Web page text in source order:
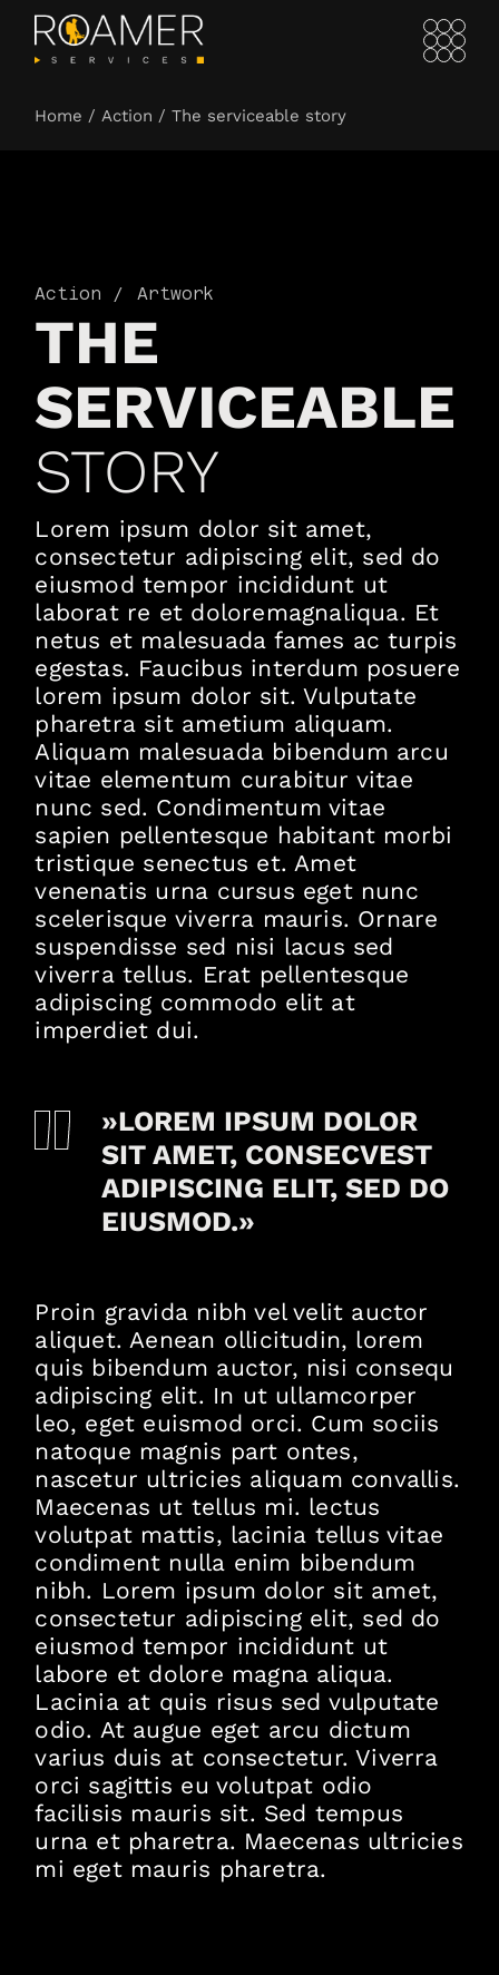
Home Action The serviceable story
Action Artwork
THE
SERVICEABLE
STORY
Lorem ipsum dolor sit amet,
consectetur adipiscing elit, sed do
eiusmod tempor incididunt ut
laborat re et doloremagnaliqua. Et
netus et malesuada fames ac turpis
egestas. Faucibus interdum posuere
lorem ipsum dolor sit. Vulputate
pharetra sit ametium aliquam.
Aliquam malesuada bibendum arcu
vitae elementum curabitur vitae
nunc sed. Condimentum vitae
sapien pellentesque habitant morbi
tristique senectus et. Amet
venenatis urna cursus eget nunc
scelerisque viverra mauris. Ornare
suspendisse sed nisi lacus sed
viverra tellus. Erat pellentesque
adipiscing commodo elit at
imperdiet dui.
»LOREM IPSUM DOLOR
SIT AMET, CONSECVEST
ADIPISCING ELIT, SED DO
EIUSMOD.»
Proin gravida nibh vel velit auctor
aliquet. Aenean ollicitudin, lorem
quis bibendum auctor, nisi consequ
adipiscing elit. In ut ullamcorper
leo, eget euismod orci. Cum sociis
natoque magnis part ontes,
nascetur ultricies aliquam convallis.
Maecenas ut tellus mi. lectus
volutpat mattis, lacinia tellus vitae
condiment nulla enim bibendum
nibh. Lorem ipsum dolor sit amet,
consectetur adipiscing elit, sed do
eiusmod tempor incididunt ut
labore et dolore magna aliqua.
Lacinia at quis risus sed vulputate
odio. At augue eget arcu dictum
varius duis at consectetur. Viverra
orci sagittis eu volutpat odio
facilisis mauris sit. Sed tempus
urna et pharetra. Maecenas ultricies
mi eget mauris pharetra.